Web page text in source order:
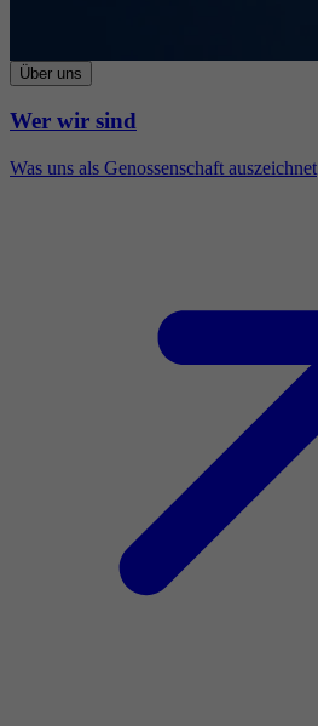
Über uns
Wer wir sind
Was uns als Genossenschaft auszeichnet